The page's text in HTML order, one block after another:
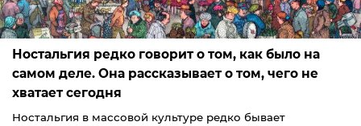
Ностальгия редко говорит о том, как было на
самом деле. Она рассказывает о том, чего не
хватает сегодня
Ностальгия в массовой культуре редко бывает